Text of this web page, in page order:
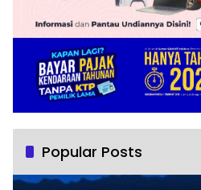
Popular Posts